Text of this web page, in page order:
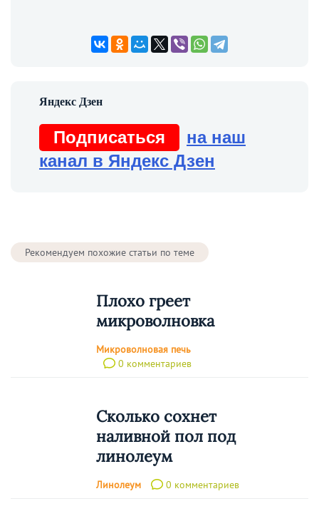
Подписаться
на наш
канал в Яндекс Дзен
Рекомендуем похожие статьи по теме
Плохо греет
микроволновка
Микроволновая печь
0 комментариев
Сколько сохнет
наливной пол под
линолеум
Линолеум 0 комментариев